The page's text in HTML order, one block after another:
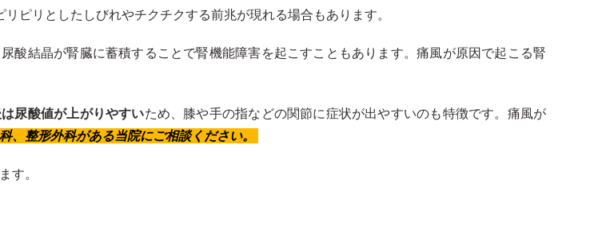
ピリとしたしびれやチクチクする前兆が現れる場合もあります。
酸結晶が腎臓に蓄積することで腎機能障害を起こすこともあります。痛風が原因で起こる腎
尿酸値が上がりやすいため、膝や手の指などの関節に症状が出やすいのも特徴です。痛風が
、整形外科がある当院にご相談ください。
す。